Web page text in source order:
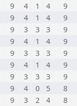
9 4 1 4
9
9 4 1 4
9
9 3 3 3
9
9 4 1 4
9
9 3 3 3
9
9 4 1 4
9
9 3 3 3
9
9 4 0 5
8
9 3 2 4
8